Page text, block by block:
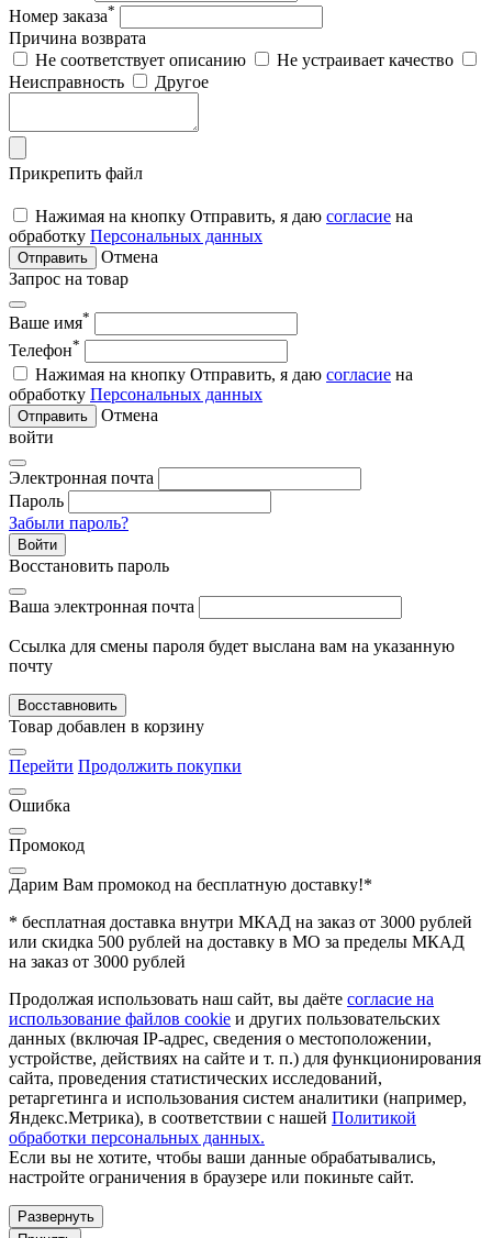
Номер заказа*
Причина возврата
Не соответствует описанию
Не устраивает качество
Неисправность
Другое
Прикрепить файл
Нажимая на кнопку Отправить, я даю согласие на
обработку Персональных данных
Отправить
Отмена
Запрос на товар
Ваше имя*
Телефон*
Нажимая на кнопку Отправить, я даю согласие на
обработку Персональных данных
Отправить
Отмена
войти
Электронная почта
Пароль
Забыли пароль?
Войти
Восстановить пароль
Ваша электронная почта
Ссылка для смены пароля будет выслана вам на указанную
почту
Восставновить
Товар добавлен в корзину
Перейти Продолжить покупки
Ошибка
Промокод
Дарим Вам промокод на бесплатную доставку!*
* бесплатная доставка внутри МКАД на заказ от 3000 рублей
или скидка 500 рублей на доставку в МО за пределы МКАД
на заказ от 3000 рублей
Продолжая использовать наш сайт, вы даёте согласие на
использование файлов cookie и других пользовательских
данных (включая IP-адрес, сведения о местоположении,
устройстве, действиях на сайте и т. п.) для функционирования
сайта, проведения статистических исследований,
ретаргетинга и использования систем аналитики (например,
Яндекс.Метрика), в соответствии с нашей Политикой
обработки персональных данных.
Если вы не хотите, чтобы ваши данные обрабатывались,
настройте ограничения в браузере или покиньте сайт.
Развернуть